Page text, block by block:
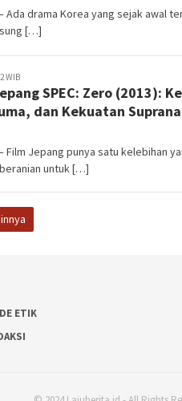
Ada drama Korea yang sejak awal
[…]
WIB
SPEC: Zero (2013):
dan Kekuatan
Film Jepang punya satu kelebihan
untuk […]
ETIK